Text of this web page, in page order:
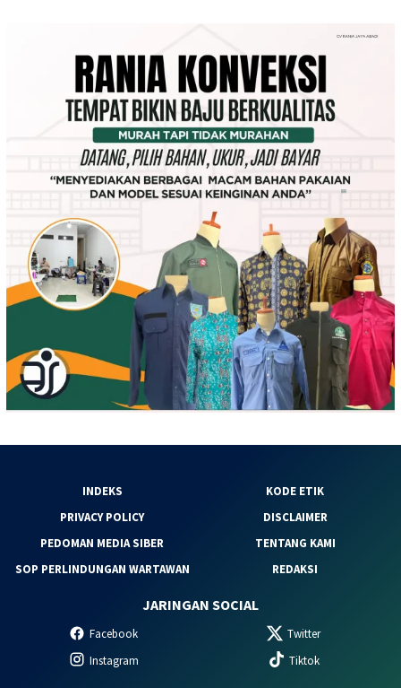
INDEKS
KODE ETIK
PRIVACY POLICY
DISCLAIMER
PEDOMAN MEDIA SIBER
TENTANG KAMI
SOP PERLINDUNGAN WARTAWAN
REDAKSI
JARINGAN SOCIAL
Facebook
Twitter
Instagram
Tiktok